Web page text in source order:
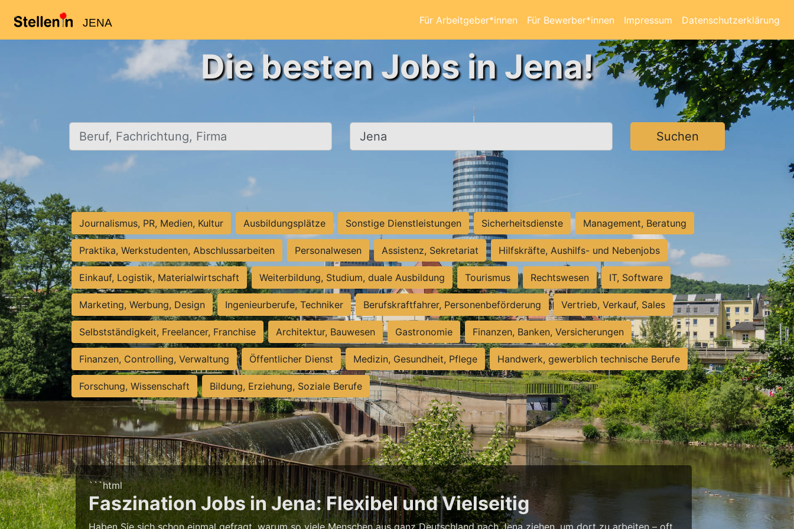
JENA Für Arbeitgeber*innen Für Bewerber*innen Impressum Datenschutzerklärung
Die besten Jobs in Jena!
Beruf, Fachrichtung, Firma Ort, Stadt Suchen
Journalismus, PR, Medien, Kultur Ausbildungsplätze Sonstige Dienstleistungen Sicherheitsdienste Management, Beratung
Praktika, Werkstudenten, Abschlussarbeiten Personalwesen Assistenz, Sekretariat Hilfskräfte, Aushilfs- und Nebenjobs
Einkauf, Logistik, Materialwirtschaft Weiterbildung, Studium, duale Ausbildung Tourismus Rechtswesen IT, Software
Marketing, Werbung, Design Ingenieurberufe, Techniker Berufskraftfahrer, Personenbeförderung Vertrieb, Verkauf, Sales
Selbstständigkeit, Freelancer, Franchise Architektur, Bauwesen Gastronomie Finanzen, Banken, Versicherungen
Finanzen, Controlling, Verwaltung Öffentlicher Dienst Medizin, Gesundheit, Pflege Handwerk, gewerblich technische Berufe
Forschung, Wissenschaft Bildung, Erziehung, Soziale Berufe
```html
Faszination Jobs in Jena: Flexibel und Vielseitig